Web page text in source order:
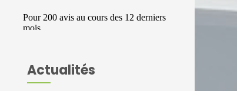
Actualités